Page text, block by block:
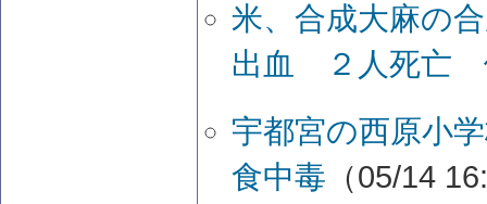
米、合成大麻の
出血 ２人死亡
宇都宮の西原小
食中毒 （05/14